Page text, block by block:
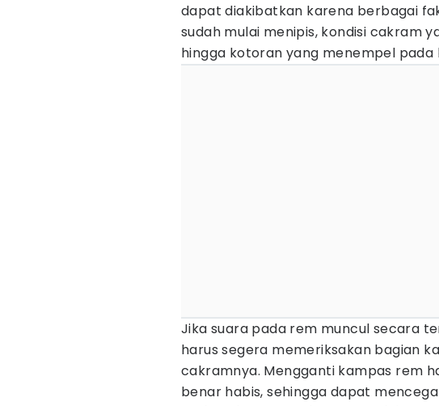
dapat diakibatkan karena berbagai
sudah mulai menipis, kondisi cakram
hingga kotoran yang menempel pada
Jika suara pada rem muncul secara
harus segera memeriksakan bagian
cakramnya. Mengganti kampas rem
benar habis, sehingga dapat